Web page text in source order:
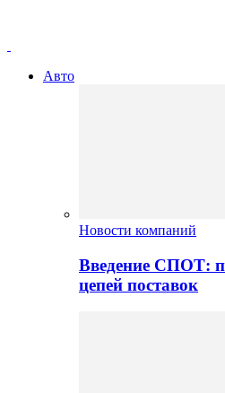
Авто
Новости компаний
Введение СПОТ:
цепей поставок